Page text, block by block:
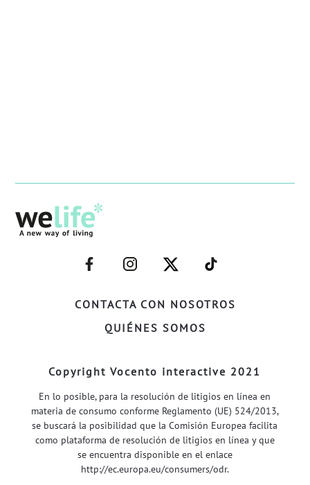
CONTACTA CON NOSOTROS
QUIÉNES SOMOS
–
FACEBOOK–
–
INSTAGRAM–
–
TWITTER–
–
WELIFE–
Copyright Vocento interactive 2021
En lo posible, para la resolución de litigios en línea en
materia de consumo conforme Reglamento (UE) 524/2013,
se buscará la posibilidad que la Comisión Europea facilita
como plataforma de resolución de litigios en línea y que
se encuentra disponible en el enlace
http://ec.europa.eu/consumers/odr.